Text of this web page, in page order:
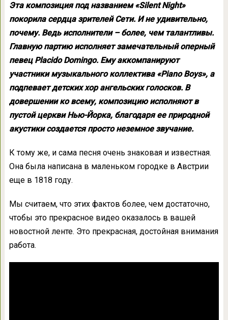
Эта композиция под названием «Silent Night»
покорила сердца зрителей Сети. И не удивительно,
почему. Ведь исполнители – более, чем талантливы.
Главную партию исполняет замечательный оперный
певец Placido Domingo. Ему аккомпанируют
участники музыкального коллектива «Piano Boys», а
подпевает детских хор ангельских голосков. В
довершении ко всему, композицию исполняют в
пустой церкви Нью-Йорка, благодаря ее природной
акустики создается просто неземное звучание.
К тому же, и сама песня очень знаковая и известная.
Она была написана в маленьком городке в Австрии
еще в 1818 году.
Мы считаем, что этих фактов более, чем достаточно,
чтобы это прекрасное видео оказалось в вашей
новостной ленте. Это прекрасная, достойная внимания
работа.